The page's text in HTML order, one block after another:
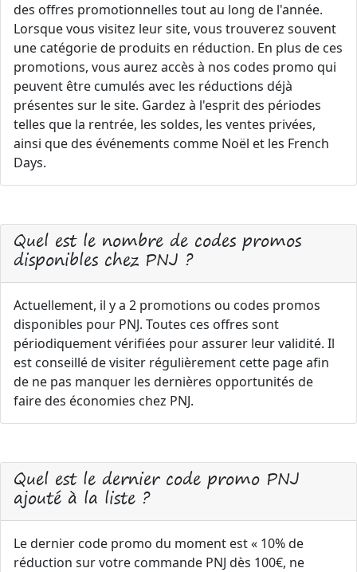
des offres promotionnelles tout au long de l'année.
Lorsque vous visitez leur site, vous trouverez souvent
une catégorie de produits en réduction. En plus de ces
promotions, vous aurez accès à nos codes promo qui
peuvent être cumulés avec les réductions déjà
présentes sur le site. Gardez à l'esprit des périodes
telles que la rentrée, les soldes, les ventes privées,
ainsi que des événements comme Noël et les French
Days.
Quel est le nombre de codes promos
disponibles chez PNJ ?
Actuellement, il y a 2 promotions ou codes promos
disponibles pour PNJ. Toutes ces offres sont
périodiquement vérifiées pour assurer leur validité. Il
est conseillé de visiter régulièrement cette page afin
de ne pas manquer les dernières opportunités de
faire des économies chez PNJ.
Quel est le dernier code promo PNJ
ajouté à la liste ?
Le dernier code promo du moment est « 10% de
réduction sur votre commande PNJ dès 100€, ne